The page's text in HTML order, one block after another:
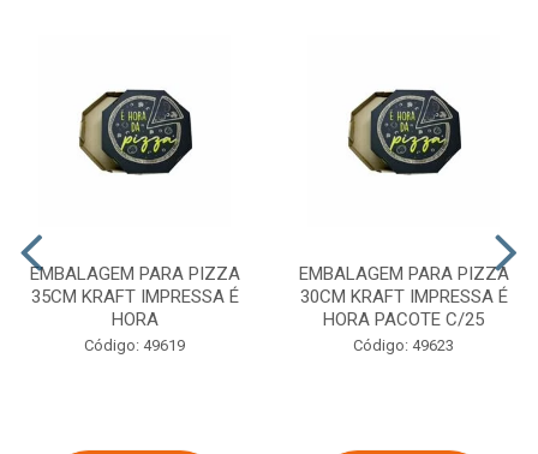
EMBALAGEM PARA PIZZA
35CM KRAFT IMPRESSA É
HORA
Código: 49619
EMBALAGEM PARA PIZZA
30CM KRAFT IMPRESSA É
HORA PACOTE C/25
Código: 49623